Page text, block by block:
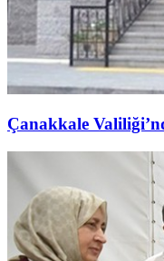
Çanakkale